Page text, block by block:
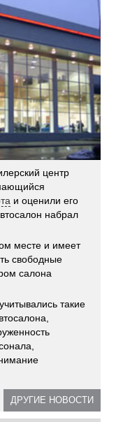
центр
и оценили его
набрал
месте и имеет
свободные
салона
такие
ДРУГИЕ НОВОСТИ